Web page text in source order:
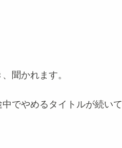
聞かれます。
でやめるタイトルが続いて